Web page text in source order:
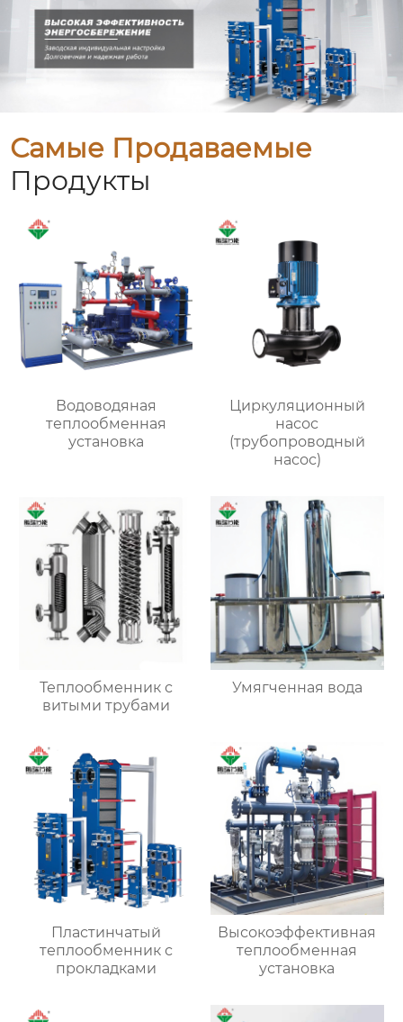
Самые Продаваемые
Продукты
Водоводяная
теплообменная
установка
Циркуляционный
насос
(трубопроводный
насос)
Теплообменник с
витыми трубами
Умягченная вода
Пластинчатый
теплообменник с
прокладками
Высокоэффективная
теплообменная
установка